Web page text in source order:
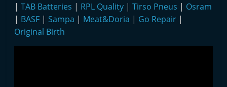
o
A
t
|TAB Batteries | RPL Quality |Tirso Pneus | Osram
| BASF | Sampa | Meat&Doria | Go Repair |
Original Birth